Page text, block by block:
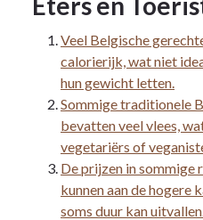
Veel Belgische
calorierijk, wat niet
hun gewicht letten.
Sommige traditionele
bevatten veel vlees,
vegetariërs of
De prijzen in sommige
kunnen aan de hogere
soms duur kan